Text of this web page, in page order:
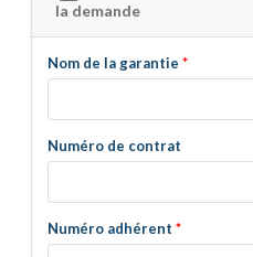
la demande
Nom de la garantie
Numéro de contrat
Numéro adhérent